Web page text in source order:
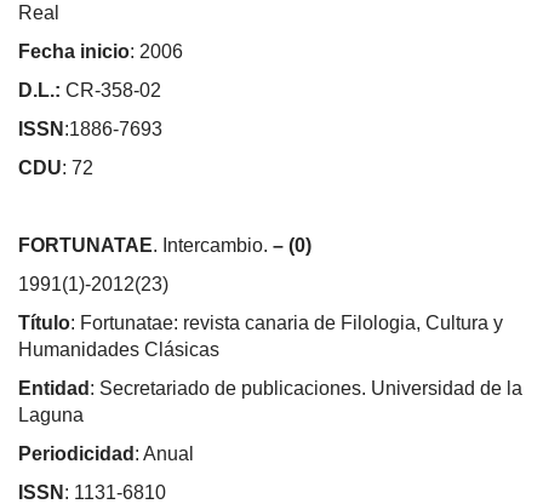
Real
Fecha inicio: 2006
D.L.: CR-358-02
ISSN :1886-7693
CDU: 72
FORTUNATAE. Intercambio. – (0)
1991(1)-2012(23)
Título: Fortunatae: revista canaria de Filologia, Cultura y
Humanidades Clásicas
Entidad : Secretariado de publicaciones. Universidad de la
Laguna
Periodicidad : Anual
ISSN : 1131-6810